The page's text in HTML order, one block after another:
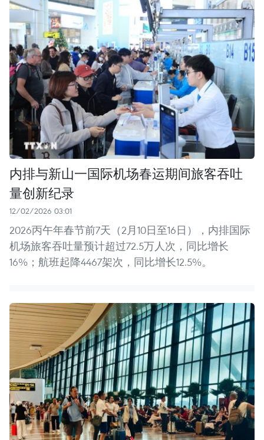
内排与新山一国际机场春运期间旅客吞吐
量创新纪录
12/02/2026 03:01
2026丙午年春节前7天（2月10日至16日），内排国际
机场旅客吞吐量预计超过72.5万人次，同比增长
16%；航班起降4467架次，同比增长12.5%。